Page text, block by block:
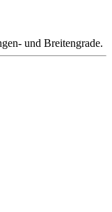
und Breitengrade.